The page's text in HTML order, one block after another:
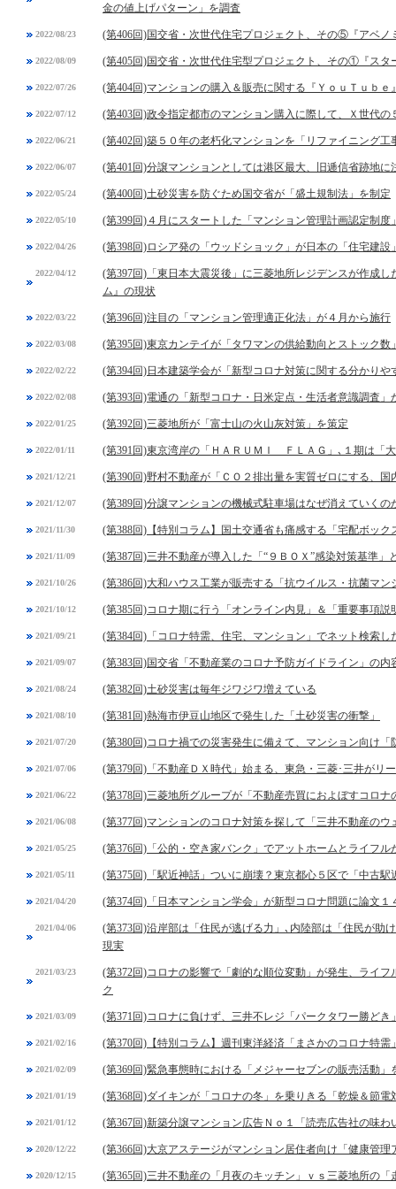
金の値上げパターン」を調査
2022/08/23 (第406回)国交省・次世代住宅プロジェクト、その⑤『アベノ
2022/08/09 (第405回)国交省・次世代住宅型プロジェクト、その①『スタ
2022/07/26 (第404回)マンションの購入＆販売に関する『ＹｏｕＴｕｂｅ
2022/07/12 (第403回)政令指定都市のマンション購入に際して、Ｘ世代
2022/06/21 (第402回)築５０年の老朽化マンションを「リファイニング工
2022/06/07 (第401回)分譲マンションとしては港区最大、旧逓信省跡地
2022/05/24 (第400回)土砂災害を防ぐため国交省が「盛土規制法」を制定
2022/05/10 (第399回)４月にスタートした「マンション管理計画認定制度
2022/04/26 (第398回)ロシア発の「ウッドショック」が日本の「住宅建設
2022/04/12
(第397回)「東日本大震災後」に三菱地所レジデンスが作成
ム』の現状
2022/03/22 (第396回)注目の「マンション管理適正化法」が４月から施行
2022/03/08 (第395回)東京カンテイが「タワマンの供給動向とストック数
2022/02/22 (第394回)日本建築学会が「新型コロナ対策に関する分かりや
2022/02/08 (第393回)電通の「新型コロナ・日米定点・生活者意識調査」
2022/01/25 (第392回)三菱地所が「富士山の火山灰対策」を策定
2022/01/11 (第391回)東京湾岸の「ＨＡＲＵＭＩ ＦＬＡＧ」､１期は「
2021/12/21 (第390回)野村不動産が「ＣＯ２排出量を実質ゼロにする、
2021/12/07 (第389回)分譲マンションの機械式駐車場はなぜ消えていくの
2021/11/30 (第388回)【特別コラム】国土交通省も痛感する「宅配ボック
2021/11/09 (第387回)三井不動産が導入した「“９ＢＯＸ”感染対策基準」
2021/10/26 (第386回)大和ハウス工業が販売する「抗ウイルス・抗菌マン
2021/10/12 (第385回)コロナ期に行う「オンライン内見」＆「重要事項説
2021/09/21 (第384回)「コロナ特需、住宅、マンション」でネット検索し
2021/09/07 (第383回)国交省「不動産業のコロナ予防ガイドライン」の内
2021/08/24 (第382回)土砂災害は毎年ジワジワ増えている
2021/08/10 (第381回)熱海市伊豆山地区で発生した「土砂災害の衝撃」
2021/07/20 (第380回)コロナ禍での災害発生に備えて、マンション向け「
2021/07/06 (第379回)「不動産ＤＸ時代」始まる、東急・三菱･三井がリ
2021/06/22 (第378回)三菱地所グループが「不動産売買におよぼすコロナ
2021/06/08 (第377回)マンションのコロナ対策を探して「三井不動産のウ
2021/05/25 (第376回)「公的・空き家バンク」でアットホームとライフル
2021/05/11 (第375回)「駅近神話」ついに崩壊？東京都心５区で「中古駅
2021/04/20 (第374回)「日本マンション学会」が新型コロナ問題に論文１
2021/04/06
(第373回)沿岸部は「住民が逃げる力」､内陸部は「住民が助
現実
2021/03/23
(第372回)コロナの影響で「劇的な順位変動」が発生、ライ
ク
2021/03/09 (第371回)コロナに負けず、三井不レジ「パークタワー勝どき
2021/02/16 (第370回)【特別コラム】週刊東洋経済「まさかのコロナ特
2021/02/09 (第369回)緊急事態時における「メジャーセブンの販売活動」
2021/01/19 (第368回)ダイキンが「コロナの冬」を乗りきる「乾燥＆節電
2021/01/12 (第367回)新築分譲マンション広告Ｎｏ１「読売広告社の味わ
2020/12/22 (第366回)大京アステージがマンション居住者向け「健康管理
2020/12/15 (第365回)三井不動産の「月夜のキッチン」ｖｓ三菱地所の「